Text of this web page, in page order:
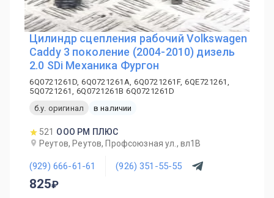
Цилиндр сцепления рабочий Volkswagen
Caddy 3 поколение (2004-2010) дизель
2.0 SDi Механика Фургон
6Q0721261D, 6Q0721261A, 6Q0721261F, 6QE721261,
5Q0721261, 6Q0721261B 6Q0721261D
б.у. оригинал
в наличии
521 ООО РМ ПЛЮС
Реутов, Реутов, Профсоюзная ул., вл1В
(929) 666-61-61 (926) 351-55-55
825